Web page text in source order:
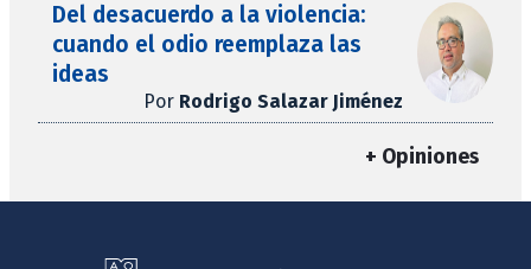
Del desacuerdo a la violencia:
cuando el odio reemplaza las
ideas
Por Rodrigo Salazar Jiménez
+ Opiniones